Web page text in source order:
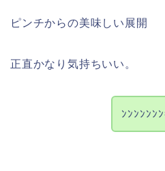
ピンチからの美味しい展開
正直かなり気持ちいい。
ﾝﾝﾝﾝﾝﾝ